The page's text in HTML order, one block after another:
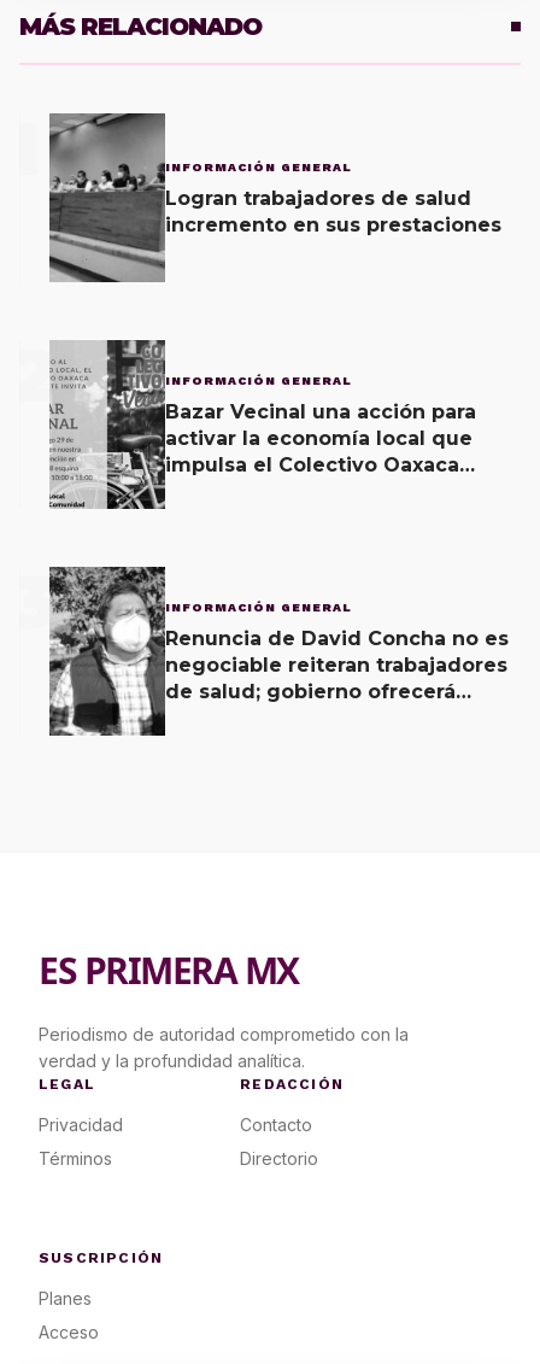
MÁS RELACIONADO
INFORMACIÓN GENERAL
Logran trabajadores de salud
incremento en sus prestaciones
2 INFORMACIÓN GENERAL
Bazar Vecinal una acción para
activar la economía local que
impulsa el Colectivo Oaxaca
3 INFORMACIÓN GENERAL
Renuncia de David Concha no es
negociable reiteran trabajadores
de salud; gobierno ofrecerá
ES PRIMERA MX
Periodismo de autoridad comprometido con la
verdad y la profundidad analítica.
LEGAL
Privacidad
Términos
REDACCIÓN
Contacto
Directorio
SUSCRIPCIÓN
Planes
Acceso